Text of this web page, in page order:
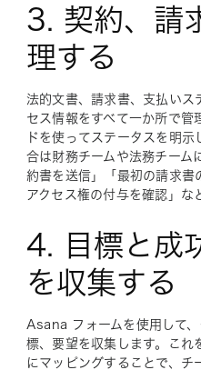
3. 契約、請
理する
法的文書、請求書、支払いス
セス情報をすべて一か所で管
ドを使ってステータスを明
合は財務チームや法務チー
約書を送信」「最初の請求書
アクセス権の付与を確認」な
4. 目標と成
を収集する
Asana フォームを使用して
標、要望を収集します。これ
にマッピングすることで、チ